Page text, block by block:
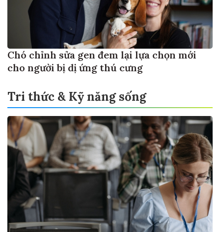
Chó chỉnh sửa gen đem lại lựa chọn mới
cho người bị dị ứng thú cưng
Tri thức & Kỹ năng sống